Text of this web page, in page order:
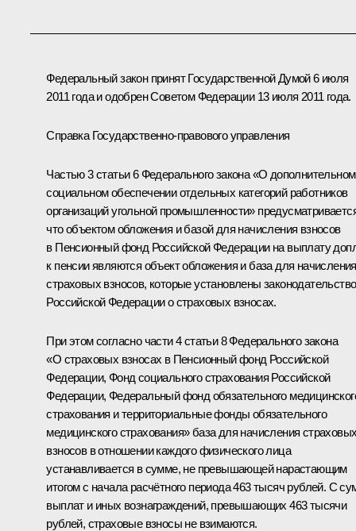
Федеральный закон принят Государственной Думой 6 июля
2011 года и одобрен Советом Федерации 13 июля 2011 года.
Справка Государственно-правового управления
Частью 3 статьи 6 Федерального закона «О дополнительном
социальном обеспечении отдельных категорий работников
организаций угольной промышленности»
что объектом обложения и базой для начисления взносов
в Пенсионный фонд Российской Федерации на выплату
к пенсии являются объект обложения и база для начисления
страховых взносов, которые установлены
Российской Федерации о страховых взносах.
При этом согласно части 4 статьи 8 Федерального закона
«О страховых взносах в Пенсионный фонд Российской
Федерации, Фонд социального страхования Российской
Федерации, Федеральный фонд обязательного
страхования и территориальные фонды обязательного
медицинского страхования» база для начисления
взносов в отношении каждого физического лица
устанавливается в сумме, не превышающей нарастающим
итогом с начала расчётного периода 463 тысяч рублей. С
выплат и иных вознаграждений, превышающих 463 тысячи
рублей, страховые взносы не взимаются.